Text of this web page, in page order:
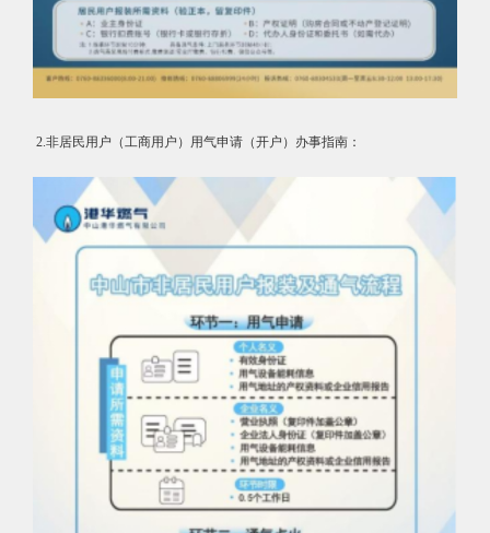
2.非居民用户（工商用户）用气申请（开户）办事指南：